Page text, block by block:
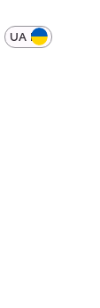
UA EN